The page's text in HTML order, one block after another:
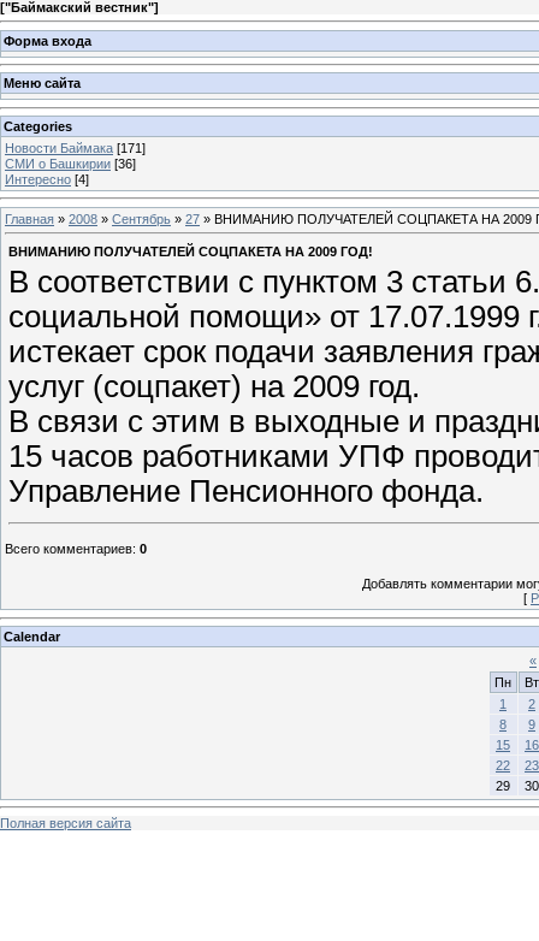
["Баймакский вестник"]
Форма входа
Меню сайта
Categories
Новости Баймака [171]
СМИ о Башкирии [36]
Интересно [4]
Главная » 2008 » Сентябрь » 27 » ВНИМАНИЮ ПОЛУЧАТЕЛЕЙ СОЦПАКЕТА НА 2009
ВНИМАНИЮ ПОЛУЧАТЕЛЕЙ СОЦПАКЕТА НА 2009 ГОД!
В соответствии с пунктом 3 статьи
социальной помощи» от
истекает срок подачи заявления
услуг (соцпакет) на 2009 год.
В связи с этим в выходные и
15 часов работниками УПФ
Управление Пенсионного фонда.
Всего комментариев: 0
Добавлять комментарии
[
Calendar
«
Пн
Вт
1
2
8
9
15
16
22
23
29
30
Полная версия сайта